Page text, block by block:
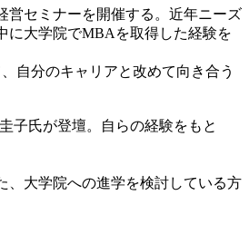
セミナーを開催する。近年ニーズ
に大学院でMBAを取得した経験を
自分のキャリアと改めて向き合う
子氏が登壇。自らの経験をもと
大学院への進学を検討している方